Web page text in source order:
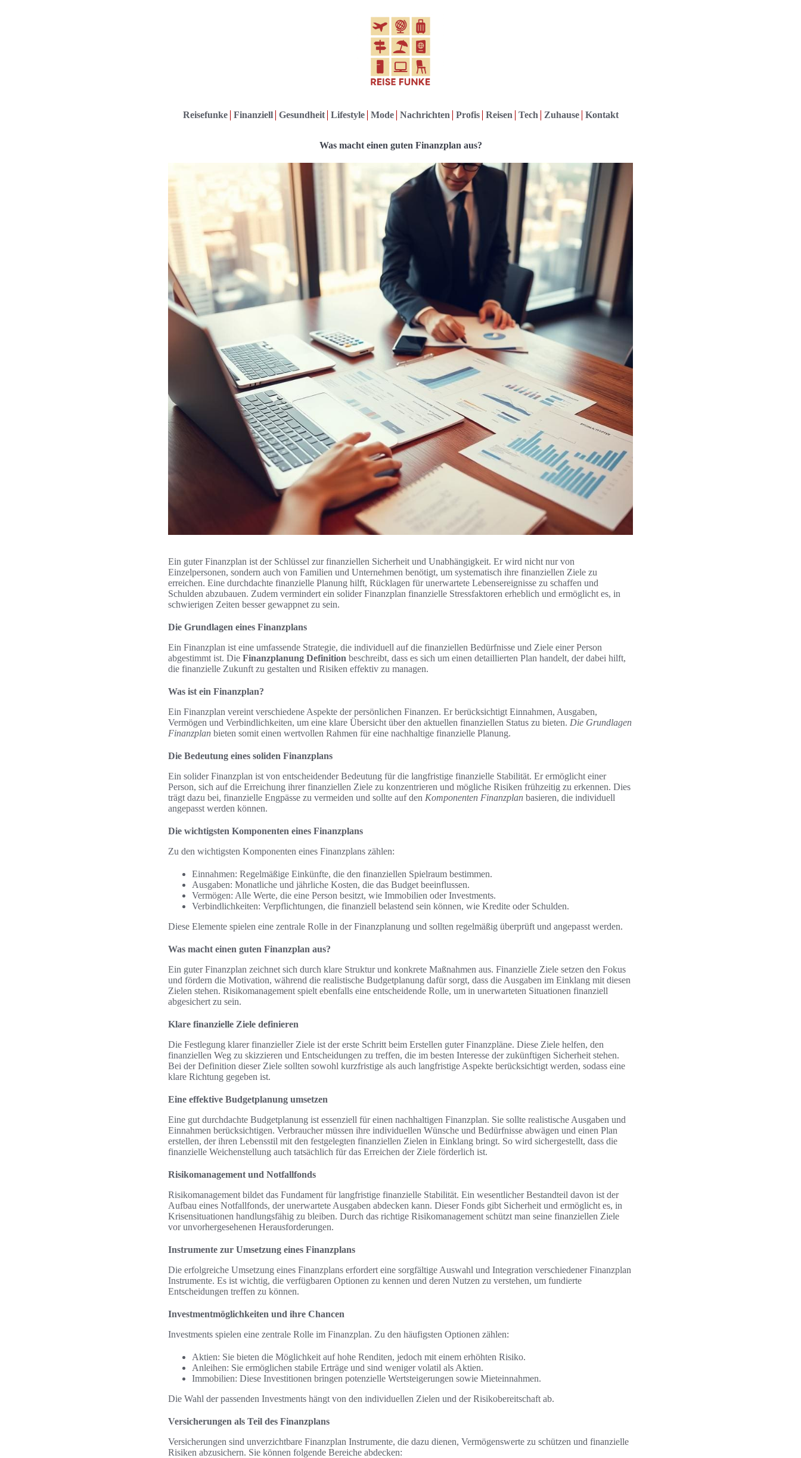
Reisefunke Finanziell Gesundheit Lifestyle Mode Nachrichten Profis Reisen Tech Zuhause Kontakt
Was macht einen guten Finanzplan aus?
Ein guter Finanzplan ist der Schlüssel zur finanziellen Sicherheit und Unabhängigkeit. Er wird nicht nur von
Einzelpersonen, sondern auch von Familien und Unternehmen benötigt, um systematisch ihre finanziellen Ziele zu
erreichen. Eine durchdachte finanzielle Planung hilft, Rücklagen für unerwartete Lebensereignisse zu schaffen und
Schulden abzubauen. Zudem vermindert ein solider Finanzplan finanzielle Stressfaktoren erheblich und ermöglicht es, in
schwierigen Zeiten besser gewappnet zu sein.
Die Grundlagen eines Finanzplans
Ein Finanzplan ist eine umfassende Strategie, die individuell auf die finanziellen Bedürfnisse und Ziele einer Person
abgestimmt ist. Die Finanzplanung Definition beschreibt, dass es sich um einen detaillierten Plan handelt, der dabei hilft,
die finanzielle Zukunft zu gestalten und Risiken effektiv zu managen.
Was ist ein Finanzplan?
Ein Finanzplan vereint verschiedene Aspekte der persönlichen Finanzen. Er berücksichtigt Einnahmen, Ausgaben,
Vermögen und Verbindlichkeiten, um eine klare Übersicht über den aktuellen finanziellen Status zu bieten. Die Grundlagen
Finanzplan bieten somit einen wertvollen Rahmen für eine nachhaltige finanzielle Planung.
Die Bedeutung eines soliden Finanzplans
Ein solider Finanzplan ist von entscheidender Bedeutung für die langfristige finanzielle Stabilität. Er ermöglicht einer
Person, sich auf die Erreichung ihrer finanziellen Ziele zu konzentrieren und mögliche Risiken frühzeitig zu erkennen. Dies
trägt dazu bei, finanzielle Engpässe zu vermeiden und sollte auf den Komponenten Finanzplan basieren, die individuell
angepasst werden können.
Die wichtigsten Komponenten eines Finanzplans
Zu den wichtigsten Komponenten eines Finanzplans zählen:
Einnahmen: Regelmäßige Einkünfte, die den finanziellen Spielraum bestimmen.
Ausgaben: Monatliche und jährliche Kosten, die das Budget beeinflussen.
Vermögen: Alle Werte, die eine Person besitzt, wie Immobilien oder Investments.
Verbindlichkeiten: Verpflichtungen, die finanziell belastend sein können, wie Kredite oder Schulden.
Diese Elemente spielen eine zentrale Rolle in der Finanzplanung und sollten regelmäßig überprüft und angepasst werden.
Was macht einen guten Finanzplan aus?
Ein guter Finanzplan zeichnet sich durch klare Struktur und konkrete Maßnahmen aus. Finanzielle Ziele setzen den Fokus
und fördern die Motivation, während die realistische Budgetplanung dafür sorgt, dass die Ausgaben im Einklang mit diesen
Zielen stehen. Risikomanagement spielt ebenfalls eine entscheidende Rolle, um in unerwarteten Situationen finanziell
abgesichert zu sein.
Klare finanzielle Ziele definieren
Die Festlegung klarer finanzieller Ziele ist der erste Schritt beim Erstellen guter Finanzpläne. Diese Ziele helfen, den
finanziellen Weg zu skizzieren und Entscheidungen zu treffen, die im besten Interesse der zukünftigen Sicherheit stehen.
Bei der Definition dieser Ziele sollten sowohl kurzfristige als auch langfristige Aspekte berücksichtigt werden, sodass eine
klare Richtung gegeben ist.
Eine effektive Budgetplanung umsetzen
Eine gut durchdachte Budgetplanung ist essenziell für einen nachhaltigen Finanzplan. Sie sollte realistische Ausgaben und
Einnahmen berücksichtigen. Verbraucher müssen ihre individuellen Wünsche und Bedürfnisse abwägen und einen Plan
erstellen, der ihren Lebensstil mit den festgelegten finanziellen Zielen in Einklang bringt. So wird sichergestellt, dass die
finanzielle Weichenstellung auch tatsächlich für das Erreichen der Ziele förderlich ist.
Risikomanagement und Notfallfonds
Risikomanagement bildet das Fundament für langfristige finanzielle Stabilität. Ein wesentlicher Bestandteil davon ist der
Aufbau eines Notfallfonds, der unerwartete Ausgaben abdecken kann. Dieser Fonds gibt Sicherheit und ermöglicht es, in
Krisensituationen handlungsfähig zu bleiben. Durch das richtige Risikomanagement schützt man seine finanziellen Ziele
vor unvorhergesehenen Herausforderungen.
Instrumente zur Umsetzung eines Finanzplans
Die erfolgreiche Umsetzung eines Finanzplans erfordert eine sorgfältige Auswahl und Integration verschiedener Finanzplan
Instrumente. Es ist wichtig, die verfügbaren Optionen zu kennen und deren Nutzen zu verstehen, um fundierte
Entscheidungen treffen zu können.
Investmentmöglichkeiten und ihre Chancen
Investments spielen eine zentrale Rolle im Finanzplan. Zu den häufigsten Optionen zählen:
Aktien: Sie bieten die Möglichkeit auf hohe Renditen, jedoch mit einem erhöhten Risiko.
Anleihen: Sie ermöglichen stabile Erträge und sind weniger volatil als Aktien.
Immobilien: Diese Investitionen bringen potenzielle Wertsteigerungen sowie Mieteinnahmen.
Die Wahl der passenden Investments hängt von den individuellen Zielen und der Risikobereitschaft ab.
Versicherungen als Teil des Finanzplans
Versicherungen sind unverzichtbare Finanzplan Instrumente, die dazu dienen, Vermögenswerte zu schützen und finanzielle
Risiken abzusichern. Sie können folgende Bereiche abdecken: